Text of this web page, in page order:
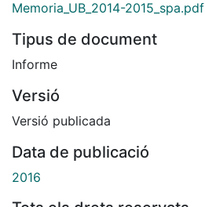
Memoria_UB_2014-2015_spa.pdf
Tipus de document
Informe
Versió
Versió publicada
Data de publicació
2016